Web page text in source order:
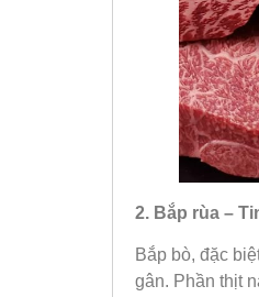
2. Bắp rùa –
Bắp bò, đặc
gân. Phần thịt